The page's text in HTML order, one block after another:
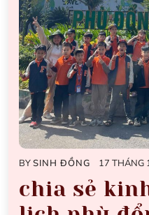
BYSINH ĐỒNG 17 THÁNG
chia sẻ